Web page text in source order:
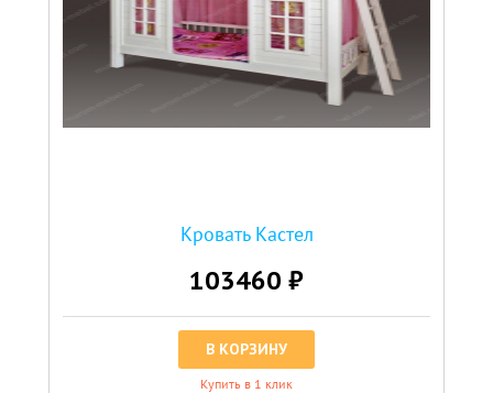
Кровать Кастел
103460 ₽
В КОРЗИНУ
Купить в 1 клик